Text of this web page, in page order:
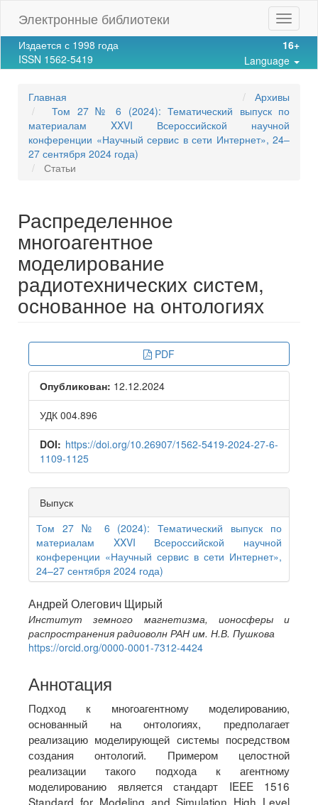
Navigation
Main
Content
Sidebar
Toggle
Электронные библиотеки
Издается с 1998 года
ISSN 1562-5419
16+
Language
Главная
Архивы
Том 27 № 6 (2024): Тематический выпуск по
материалам XXVI Всероссийской научной
конференции «Научный сервис в сети Интернет», 24–
27 сентября 2024 года)
Статьи
Распределенное
многоагентное
моделирование
радиотехнических систем,
основанное на онтологиях
Article
Sidebar
PDF
Опубликован: 12.12.2024
УДК 004.896
DOI: https://doi.org/10.26907/1562-5419-2024-27-6-
1109-1125
Выпуск
Том 27 № 6 (2024): Тематический выпуск по
материалам XXVI Всероссийской научной
конференции «Научный сервис в сети Интернет»,
24–27 сентября 2024 года)
Main
Article
Content
Андрей Олегович Щирый
Институт земного магнетизма, ионосферы и
распространения радиоволн РАН им. Н.В. Пушкова
https://orcid.org/0000-0001-7312-4424
Аннотация
Подход к многоагентному моделированию,
основанный на онтологиях, предполагает
реализацию моделирующей системы посредством
создания онтологий. Примером целостной
реализации такого подхода к агентному
моделированию является стандарт IEEE 1516
Standard for Modeling and Simulation High Level